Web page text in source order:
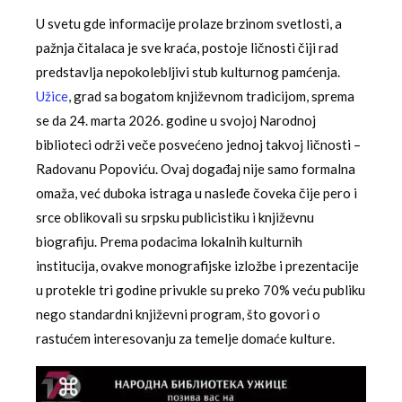
U svetu gde informacije prolaze brzinom svetlosti, a
pažnja čitalaca je sve kraća, postoje ličnosti čiji rad
predstavlja nepokolebljivi stub kulturnog pamćenja.
Užice, grad sa bogatom književnom tradicijom, sprema
se da 24. marta 2026. godine u svojoj Narodnoj
biblioteci održi veče posvećeno jednoj takvoj ličnosti –
Radovanu Popoviću. Ovaj događaj nije samo formalna
omaža, već duboka istraga u nasleđe čoveka čije pero i
srce oblikovali su srpsku publicistiku i književnu
biografiju. Prema podacima lokalnih kulturnih
institucija, ovakve monografijske izložbe i prezentacije
u protekle tri godine privukle su preko 70% veću publiku
nego standardni književni program, što govori o
rastućem interesovanju za temelje domaće kulture.